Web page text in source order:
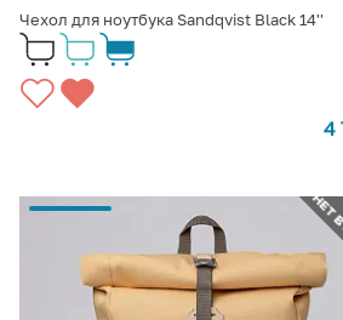
Чехол для ноутбука Sandqvist Black 14''
4